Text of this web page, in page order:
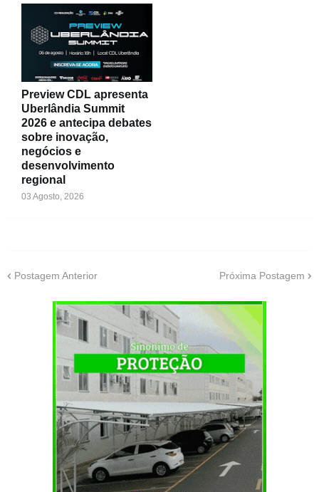
Preview CDL apresenta
Uberlândia Summit
2026 e antecipa debates
sobre inovação,
negócios e
desenvolvimento
regional
03 Agosto, 2026
Postagem Anterior Próxima Postagem